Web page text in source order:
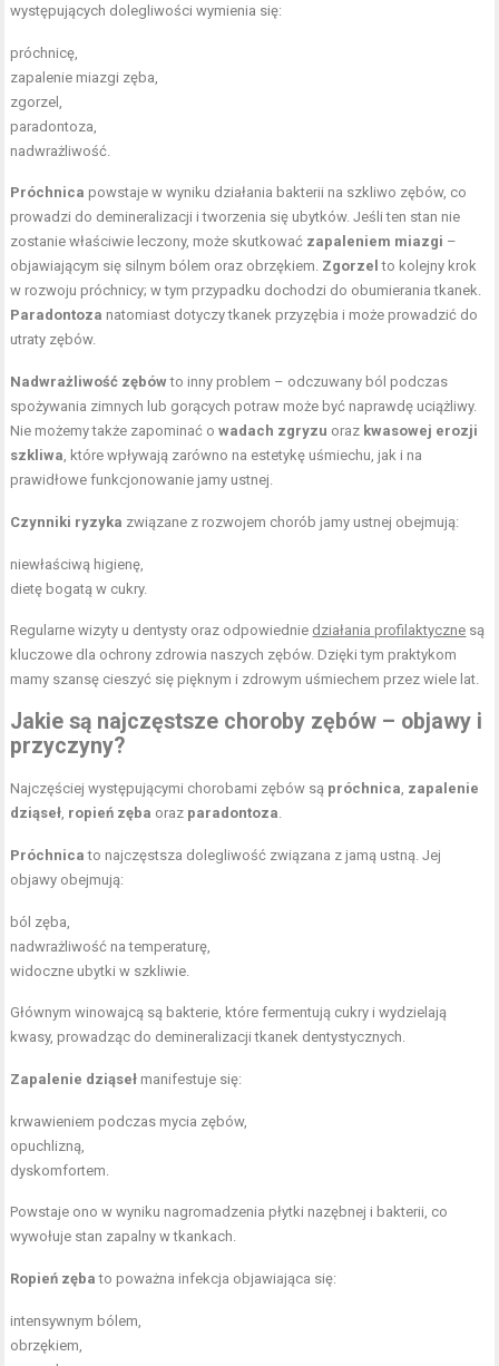
występujących dolegliwości wymienia się:
próchnicę,
zapalenie miazgi zęba,
zgorzel,
paradontoza,
nadwrażliwość.
Próchnica powstaje w wyniku działania bakterii na szkliwo zębów, co
prowadzi do demineralizacji i tworzenia się ubytków. Jeśli ten stan nie
zostanie właściwie leczony, może skutkować zapaleniem miazgi –
objawiającym się silnym bólem oraz obrzękiem. Zgorzel to kolejny krok
w rozwoju próchnicy; w tym przypadku dochodzi do obumierania tkanek.
Paradontoza natomiast dotyczy tkanek przyzębia i może prowadzić do
utraty zębów.
Nadwrażliwość zębówto inny problem – odczuwany ból podczas
spożywania zimnych lub gorących potraw może być naprawdę uciążliwy.
Nie możemy także zapominać owadach zgryzu oraz kwasowej erozji
szkliwa , które wpływają zarówno na estetykę uśmiechu, jak i na
prawidłowe funkcjonowanie jamy ustnej.
Czynniki ryzyka związane z rozwojem chorób jamy ustnej obejmują:
niewłaściwą higienę,
dietę bogatą w cukry.
Regularne wizyty u dentysty oraz odpowiednie działania profilaktyczne są
kluczowe dla ochrony zdrowia naszych zębów. Dzięki tym praktykom
mamy szansę cieszyć się pięknym i zdrowym uśmiechem przez wiele lat.
Jakie są najczęstsze choroby zębów – objawy i
przyczyny?
Najczęściej występującymi chorobami zębów są próchnica zapalenie
dziąseł ropień zęba oraz paradontoza
Próchnica to najczęstsza dolegliwość związana z jamą ustną. Jej
objawy obejmują:
ból zęba,
nadwrażliwość na temperaturę,
widoczne ubytki w szkliwie.
Głównym winowajcą są bakterie, które fermentują cukry i wydzielają
kwasy, prowadząc do demineralizacji tkanek dentystycznych.
Zapalenie dziąseł manifestuje się:
krwawieniem podczas mycia zębów,
opuchlizną,
dyskomfortem.
Powstaje ono w wyniku nagromadzenia płytki nazębnej i bakterii, co
wywołuje stan zapalny w tkankach.
Ropień zęba to poważna infekcja objawiająca się:
intensywnym bólem,
obrzękiem,